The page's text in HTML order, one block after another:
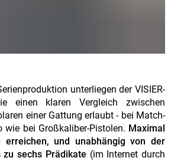
unterliegen der VISIER-
einen klaren Vergleich zwischen
einer Gattung erlaubt - bei Match-
wie bei Großkaliber-Pistolen. Maximal
und unabhängig von der
sechs Prädikate (im Internet durch